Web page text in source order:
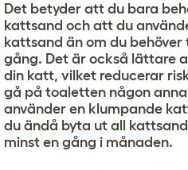
Det betyder att du bara
kattsand och att du
kattsand än om du
gång. Det är också lättare
din katt, vilket reducerar
gå på toaletten någon
använder en klumpande
du ändå byta ut all
minst en gång i månaden.